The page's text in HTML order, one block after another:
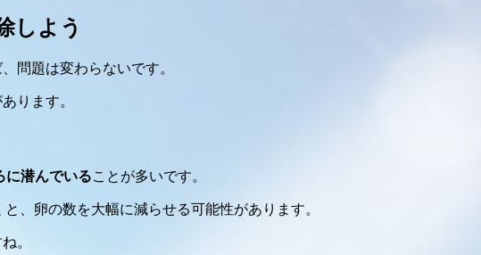
しよう
問題は変わらないです。
ります。
に潜んでいることが多いです。
、卵の数を大幅に減らせる可能性があります。
。